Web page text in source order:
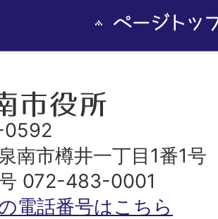
南市樽井一丁目1番1号
072-483-0001
電話番号はこちら